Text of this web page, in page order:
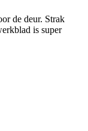
de deur. Strak
is super